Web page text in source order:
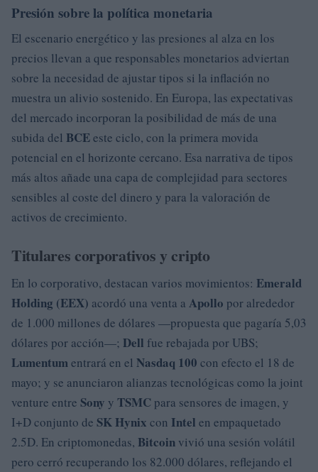
Presión sobre la política monetaria
El escenario energético y las presiones al alza en los
precios llevan a que responsables monetarios adviertan
sobre la necesidad de ajustar tipos si la inflación no
muestra un alivio sostenido. En Europa, las expectativas
del mercado incorporan la posibilidad de más de una
subida del BCEeste ciclo, con la primera movida
potencial en el horizonte cercano. Esa narrativa de tipos
más altos añade una capa de complejidad para sectores
sensibles al coste del dinero y para la valoración de
activos de crecimiento.
Titulares corporativos y cripto
En lo corporativo, destacan varios movimientos: Emerald
Holding (EEX) acordó una venta a Apollo por alrededor
de 1.000 millones de dólares —propuesta que pagaría 5,03
dólares por acción—; Dell fue rebajada por UBS;
Lumentumentrará en el Nasdaq 100 con efecto el 18 de
mayo; y se anunciaron alianzas tecnológicas como la joint
venture entre Sony y TSMC para sensores de imagen, y
I+D conjunto de SK Hynix con Intel en empaquetado
2.5D. En criptomonedas, Bitcoin vivió una sesión volátil
pero cerró recuperando los 82.000 dólares, reflejando el